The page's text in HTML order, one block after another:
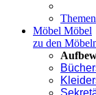
Themen
Möbel Möbel
zu den